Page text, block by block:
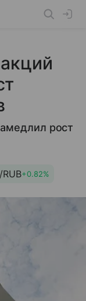
рост
RUB+0.82%